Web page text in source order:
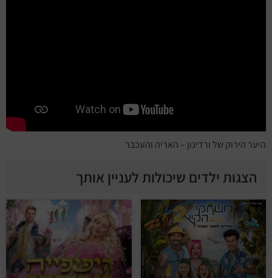
היער הירוק של ורדינון – האריה והעכבר
הצגות ילדים שיכולות לעניין אותך